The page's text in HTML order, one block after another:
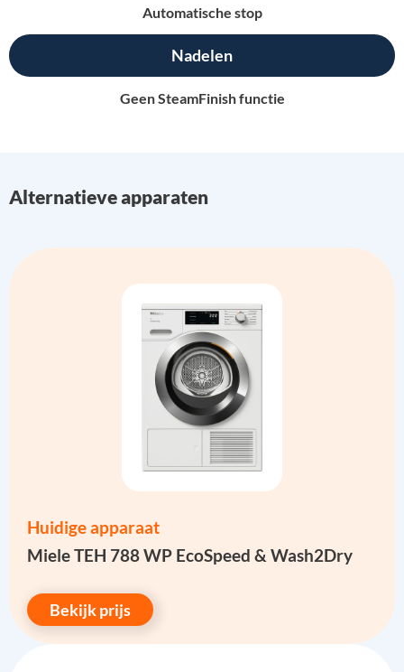
Automatische stop
Nadelen
Geen SteamFinish functie
Alternatieve apparaten
Huidige apparaat
Miele TEH 788 WP EcoSpeed & Wash2Dry
Bekijk prijs